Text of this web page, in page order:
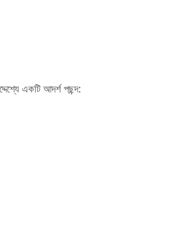
একটি আদর্শ পছন্দ: